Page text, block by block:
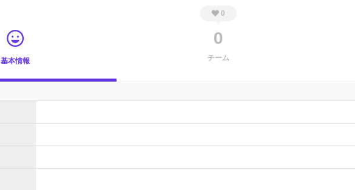
基本情報
0
0
チーム